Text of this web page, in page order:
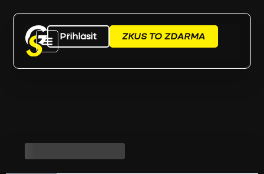
Přihlásit ZKUS TO ZDARMA